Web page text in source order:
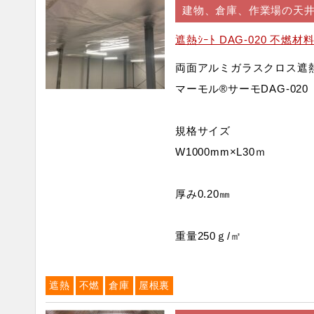
建物、倉庫、作業場の天
遮熱ｼｰﾄ DAG-020 不燃材
両面アルミガラスクロス遮
マーモル®サーモDAG-020
規格サイズ
W1000mm×L30ｍ
厚み0.20㎜
重量250ｇ/㎡
遮熱 不燃 倉庫 屋根裏